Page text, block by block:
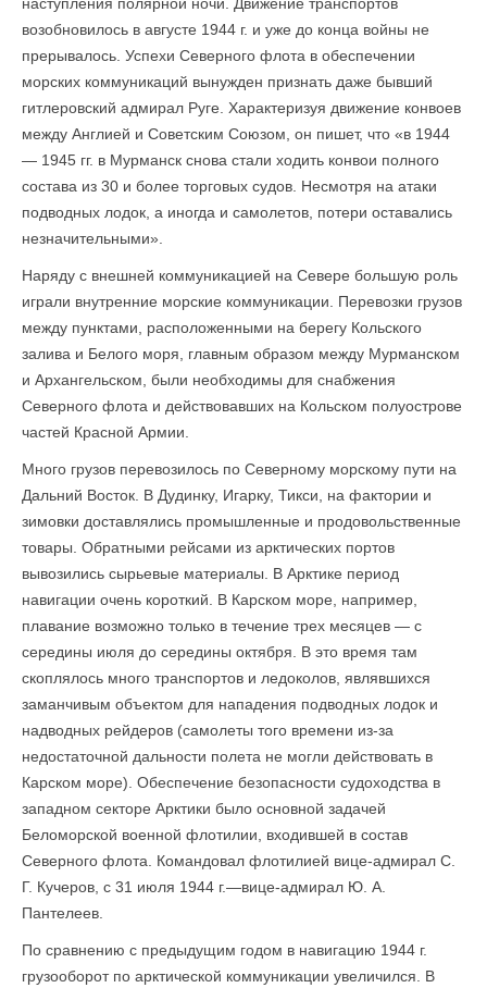
возобновилось в августе 1944 г. и уже до конца войны не
прерывалось. Успехи Северного флота в обеспечении
морских коммуникаций вынужден признать даже бывший
гитлеровский адмирал Руге. Характеризуя движение конвоев
между Англией и Советским Союзом, он пишет, что «в 1944
— 1945 гг. в Мурманск снова стали ходить конвои полного
состава из 30 и более торговых судов. Несмотря на атаки
подводных лодок, а иногда и самолетов, потери оставались
незначительными».
Наряду с внешней коммуникацией на Севере большую роль
играли внутренние морские коммуникации. Перевозки грузов
между пунктами, расположенными на берегу Кольского
залива и Белого моря, главным образом между Мурманском
и Архангельском, были необходимы для снабжения
Северного флота и действовавших на Кольском полуострове
частей Красной Армии.
Много грузов перевозилось по Северному морскому пути на
Дальний Восток. В Дудинку, Игарку, Тикси, на фактории и
зимовки доставлялись промышленные и продовольственные
товары. Обратными рейсами из арктических портов
вывозились сырьевые материалы. В Арктике период
навигации очень короткий. В Карском море, например,
плавание возможно только в течение трех месяцев — с
середины июля до середины октября. В это время там
скоплялось много транспортов и ледоколов, являвшихся
заманчивым объектом для нападения подводных лодок и
надводных рейдеров (самолеты того времени из-за
недостаточной дальности полета не могли действовать в
Карском море). Обеспечение безопасности судоходства в
западном секторе Арктики было основной задачей
Беломорской военной флотилии, входившей в состав
Северного флота. Командовал флотилией вице-адмирал С.
Г. Кучеров, с 31 июля 1944 г.—вице-адмирал Ю. А.
Пантелеев.
По сравнению с предыдущим годом в навигацию 1944 г.
грузооборот по аркти­ческой коммуникации увеличился. В